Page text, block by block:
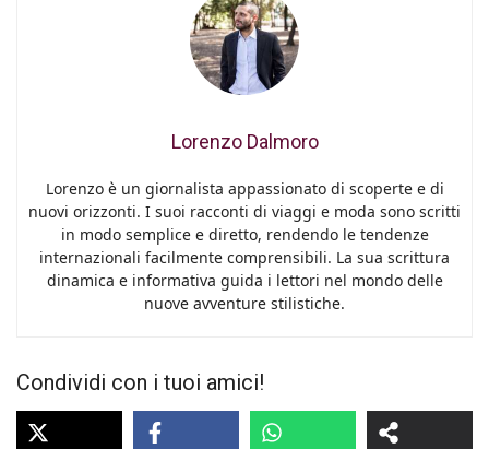
Lorenzo Dalmoro
Lorenzo è un giornalista appassionato di scoperte e di
nuovi orizzonti. I suoi racconti di viaggi e moda sono scritti
in modo semplice e diretto, rendendo le tendenze
internazionali facilmente comprensibili. La sua scrittura
dinamica e informativa guida i lettori nel mondo delle
nuove avventure stilistiche.
Condividi con i tuoi amici!